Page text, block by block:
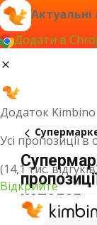
Актуальні
Додати в
Додаток Kimbino
Усі пропозиції в
(14,1 тис.
Відкрийте
каталог